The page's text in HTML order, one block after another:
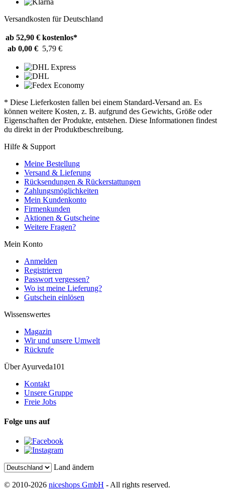
Versandkosten für Deutschland
ab 52,90 € kostenlos*
ab 0,00 € 5,79 €
* Diese Lieferkosten fallen bei einem Standard-Versand an. Es
können weitere Kosten, z. B. aufgrund des Gewichts, Größe oder
Eigenschaften der Produkte, entstehen. Diese Informationen findest
du direkt in der Produktbeschreibung.
Hilfe & Support
Meine Bestellung
Versand & Lieferung
Rücksendungen & Rückerstattungen
Zahlungsmöglichkeiten
Mein Kundenkonto
Firmenkunden
Aktionen & Gutscheine
Weitere Fragen?
Mein Konto
Anmelden
Registrieren
Passwort vergessen?
Wo ist meine Lieferung?
Gutschein einlösen
Wissenswertes
Magazin
Wir und unsere Umwelt
Rückrufe
Über Ayurveda101
Kontakt
Unsere Gruppe
Freie Jobs
Folge uns auf
Land ändern
© 2010-2026 niceshops GmbH - All rights reserved.